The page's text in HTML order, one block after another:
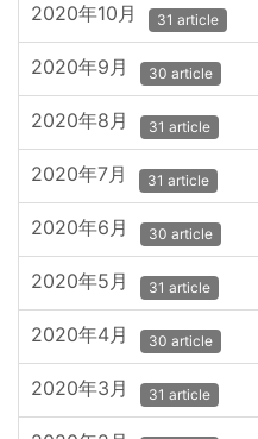
2020年10月 31 article
2020年9月 30 article
2020年8月 31 article
2020年7月 31 article
2020年6月 30 article
2020年5月 31 article
2020年4月 30 article
2020年3月 31 article